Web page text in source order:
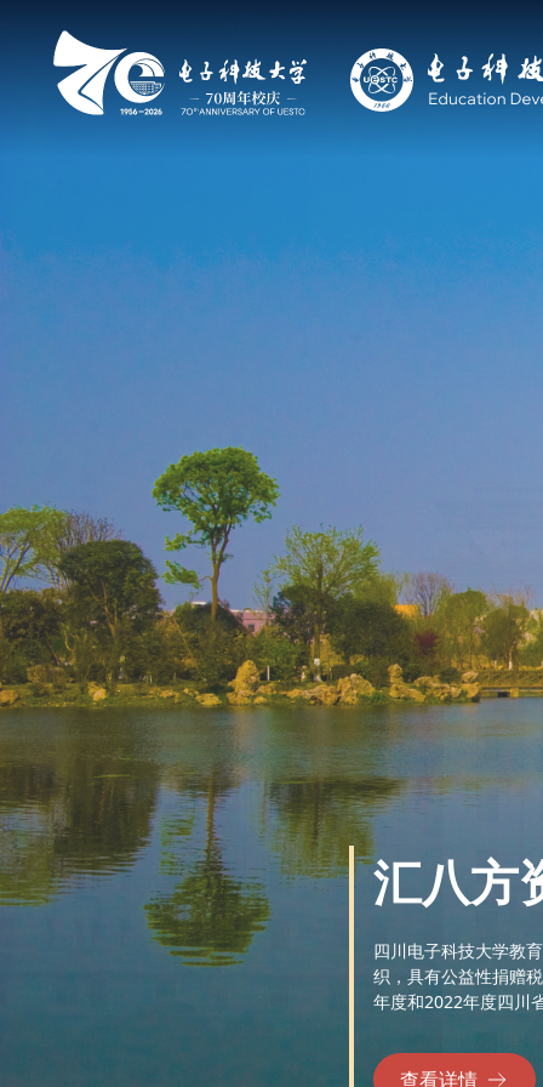
汇八方
四川电子科技大学教
织，具有公益性捐赠
年度和2022年度四川
查看详情